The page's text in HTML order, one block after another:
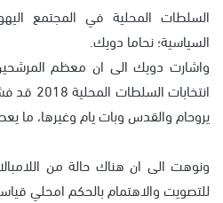
السلطات المحلية في المجتمع
السياسية؛ نحاما دويك.
واشارت دويك الى ان معظم
يروحام والقدس وبات يام وغيرها، ما
ونوهت الى ان هناك حالة من
للتصويت والاهتمام بالحكم امحلي